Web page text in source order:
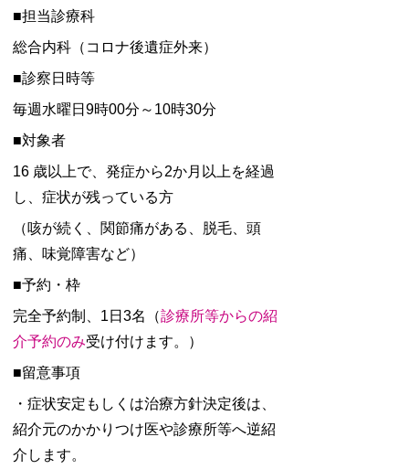
■担当診療科
総合内科（コロナ後遺症外来）
■診察日時等
毎週水曜日9時00分～10時30分
■対象者
16 歳以上で、発症から2か月以上を経過
し、症状が残っている方
（咳が続く、関節痛がある、脱毛、頭
痛、味覚障害など）
■予約・枠
完全予約制、1日3名（診療所等からの紹
介予約のみ受け付けます。）
■留意事項
・症状安定もしくは治療方針決定後は、
紹介元のかかりつけ医や診療所等へ逆紹
介します。